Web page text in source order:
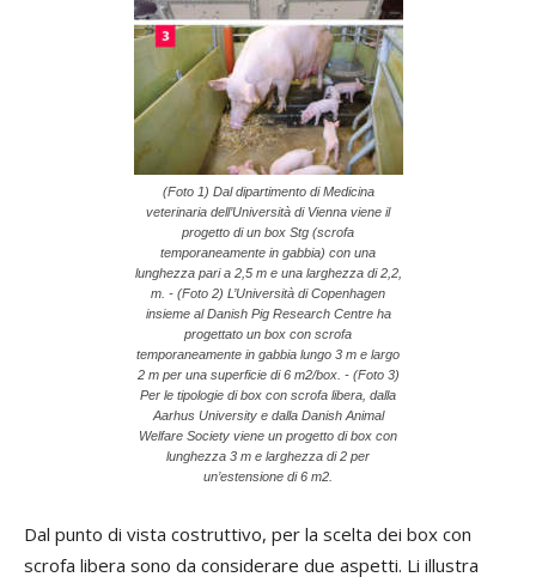
(Foto 1) Dal dipartimento di Medicina
veterinaria dell’Università di Vienna viene il
progetto di un box Stg (scrofa
temporaneamente in gabbia) con una
lunghezza pari a 2,5 m e una larghezza di 2,2,
m. - (Foto 2) L’Università di Copenhagen
insieme al Danish Pig Research Centre ha
progettato un box con scrofa
temporaneamente in gabbia lungo 3 m e largo
2 m per una superficie di 6 m2/box. - (Foto 3)
Per le tipologie di box con scrofa libera, dalla
Aarhus University e dalla Danish Animal
Welfare Society viene un progetto di box con
lunghezza 3 m e larghezza di 2 per
un’estensione di 6 m2.
Dal punto di vista costruttivo, per la scelta dei box con
scrofa libera sono da considerare due aspetti. Li illustra